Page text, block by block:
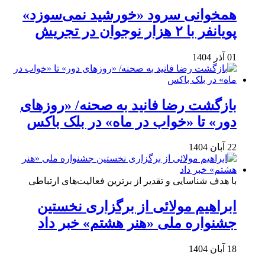
همخوانی سرود «خورشید نمی‌سوزد»
پویانفر با ۲ هزار نوجوان در تجریش
01 آذر 1404
بازگشت رضا فانید به صحنه/ «روزهای
دور» تا «خواب در ماه» در بلک باکس
22 آبان 1404
با هدف شناسایی و تقدیر از برترین فعالیت‌های ارتباطی
ابراهیم مولائی از برگزاری نخستین
جشنواره ملی «هنر هشتم» خبر داد
18 آبان 1404